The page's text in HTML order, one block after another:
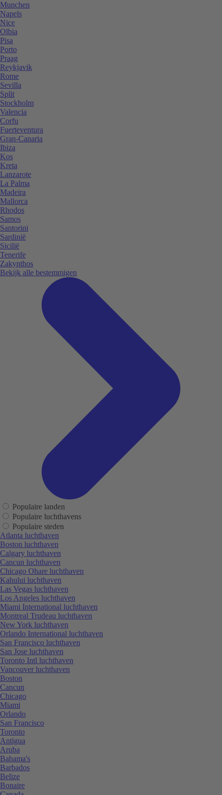
Munchen
Napels
Nice
Olbia
Pisa
Porto
Praag
Reykjavik
Rome
Sevilla
Split
Stockholm
Valencia
Corfu
Fuerteventura
Gran-Canaria
Ibiza
Kos
Kreta
Lanzarote
La Palma
Madeira
Mallorca
Rhodos
Samos
Santorini
Sardinië
Sicilië
Tenerife
Zakynthos
Bekijk alle bestemmigen
Populaire landen
Populaire luchthavens
Populaire steden
Atlanta luchthaven
Boston luchthaven
Calgary luchthaven
Cancun luchthaven
Chicago Ohare luchthaven
Kahului luchthaven
Las Vegas luchthaven
Los Angeles luchthaven
Miami International luchthaven
Montreal Trudeau luchthaven
New York luchthaven
Orlando International luchthaven
San Francisco luchthaven
San Jose luchthaven
Toronto Intl luchthaven
Vancouver luchthaven
Boston
Cancun
Chicago
Miami
Orlando
San Francisco
Toronto
Antigua
Aruba
Bahama's
Barbados
Belize
Bonaire